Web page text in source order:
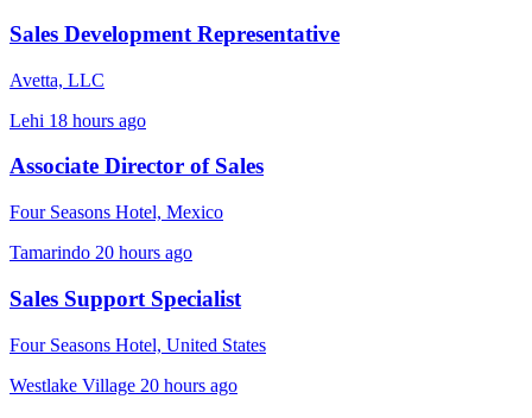
Sales Development Representative
Avetta, LLC
Lehi 18 hours ago
Associate Director of Sales
Four Seasons Hotel, Mexico
Tamarindo 20 hours ago
Sales Support Specialist
Four Seasons Hotel, United States
Westlake Village 20 hours ago